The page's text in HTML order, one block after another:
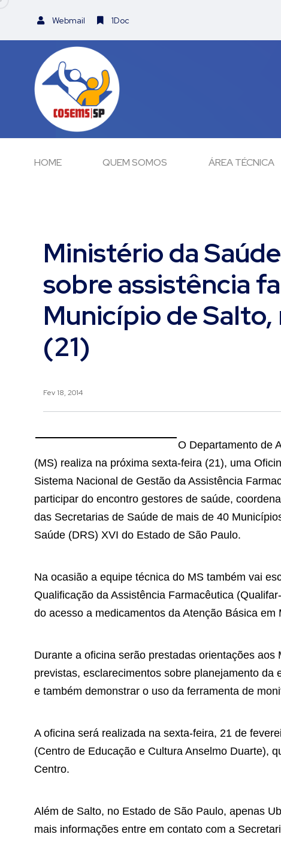
Webmail 1Doc
HOME QUEM SOMOS ÁREA TÉCNICA
Ministério da
sobre assistência
Município de
(21)
Fev 18, 2014
O Departamento de
(MS) realiza na próxima sexta-feira (21), uma
Sistema Nacional de Gestão da Assistência
participar do encontro gestores de saúde,
das Secretarias de Saúde de mais de 40
Saúde (DRS) XVI do Estado de São Paulo.
Na ocasião a equipe técnica do MS também vai
Qualificação da Assistência Farmacêutica
do acesso a medicamentos da Atenção Básica
Durante a oficina serão prestadas orientações
previstas, esclarecimentos sobre planejamento
e também demonstrar o uso da ferramenta de
A oficina será realizada na sexta-feira, 21 de
(Centro de Educação e Cultura Anselmo Duarte),
Centro.
Além de Salto, no Estado de São Paulo, apenas
mais informações entre em contato com a